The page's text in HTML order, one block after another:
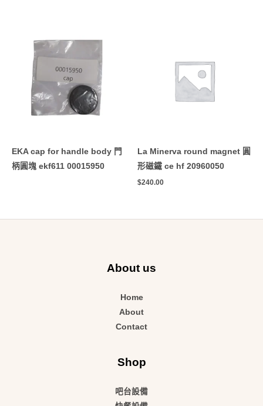
EKA cap for handle body 門
柄圓塊 ekf611 00015950
La Minerva round magnet 圓
形磁鐵 ce hf 20960050
$240.00
About us
Home
About
Contact
Shop
吧台設備